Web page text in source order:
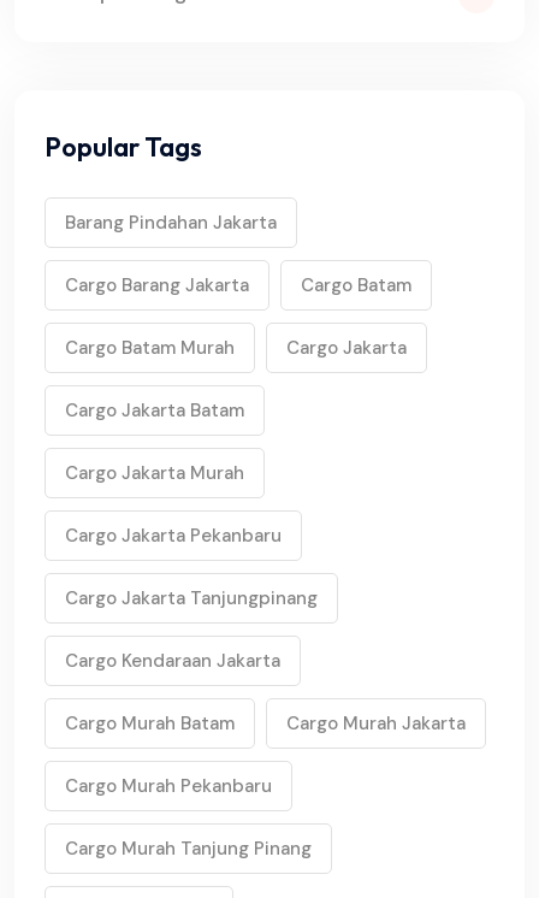
Popular Tags
Barang Pindahan Jakarta
Cargo Barang Jakarta Cargo Batam
Cargo Batam Murah Cargo Jakarta
Cargo Jakarta Batam
Cargo Jakarta Murah
Cargo Jakarta Pekanbaru
Cargo Jakarta Tanjungpinang
Cargo Kendaraan Jakarta
Cargo Murah Batam Cargo Murah Jakarta
Cargo Murah Pekanbaru
Cargo Murah Tanjung Pinang